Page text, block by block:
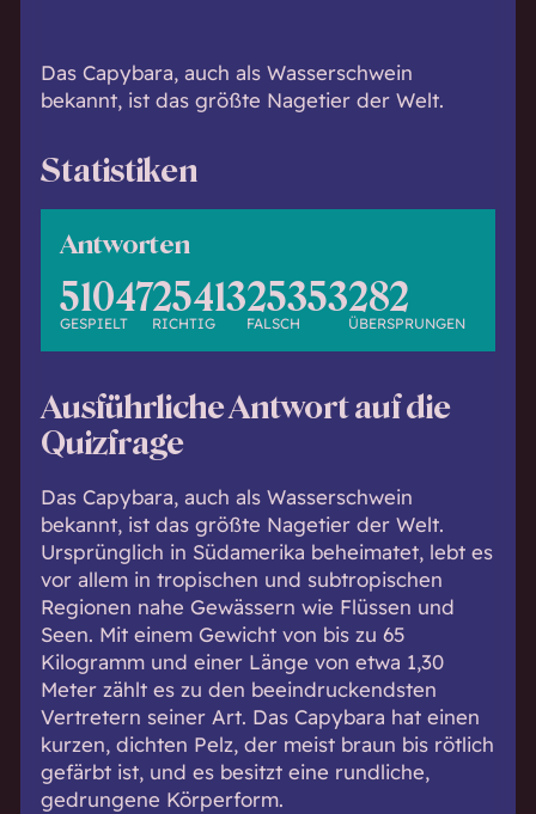
Das Capybara, auch als Wasserschwein
bekannt, ist das größte Nagetier der Welt.
Statistiken
Antworten
51047
GESPIELT
25413
RICHTIG
25353
FALSCH
282
ÜBERSPRUNGEN
Ausführliche Antwort auf die
Quizfrage
Das Capybara, auch als Wasserschwein
bekannt, ist das größte Nagetier der Welt.
Ursprünglich in Südamerika beheimatet, lebt es
vor allem in tropischen und subtropischen
Regionen nahe Gewässern wie Flüssen und
Seen. Mit einem Gewicht von bis zu 65
Kilogramm und einer Länge von etwa 1,30
Meter zählt es zu den beeindruckendsten
Vertretern seiner Art. Das Capybara hat einen
kurzen, dichten Pelz, der meist braun bis rötlich
gefärbt ist, und es besitzt eine rundliche,
gedrungene Körperform.